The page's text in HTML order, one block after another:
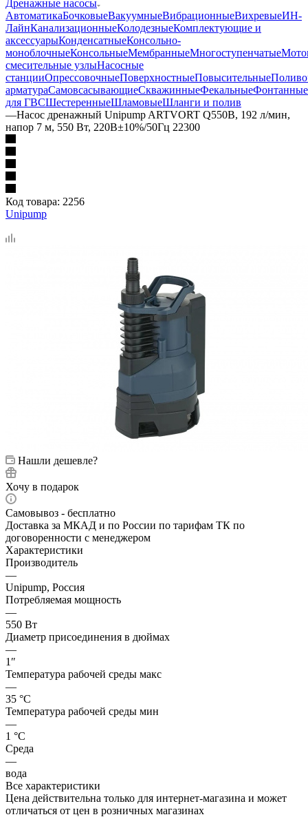
Дренажные насосы
АвтоматикаБочковыеВакуумныеВибрационныеВихревыеИН-
ЛайнКанализационныеКолодезныеКомплектующие и
аксессуарыКонденсатныеКонсольно-
моноблочныеКонсольныеМембранныеМногоступенчатые
смесительные узлыНасосные
станцииОпрессовочныеПоверхностныеПовысительные
арматураСамовсасывающиеСкважинныеФекальныеФонтанные
для ГВСШестеренныеШламовыеШланги и полив
—Насос дренажный Unipump ARTVORT Q550B, 192 л/мин,
напор 7 м, 550 Вт, 220В±10%/50Гц 22300
Код товара: 2256
Unipump
Нашли дешевле?
Хочу в подарок
Самовывоз - бесплатно
Доставка за МКАД и по России по тарифам ТК по
договоренности с менеджером
Характеристики
Производитель
—
Unipump, Россия
Потребляемая мощность
—
550 Вт
Диаметр присоединения в дюймах
—
1″
Температура рабочей среды макс
—
35 °С
Температура рабочей среды мин
—
1 °С
Среда
—
вода
Все характеристики
Цена действительна только для интернет-магазина и может
отличаться от цен в розничных магазинах